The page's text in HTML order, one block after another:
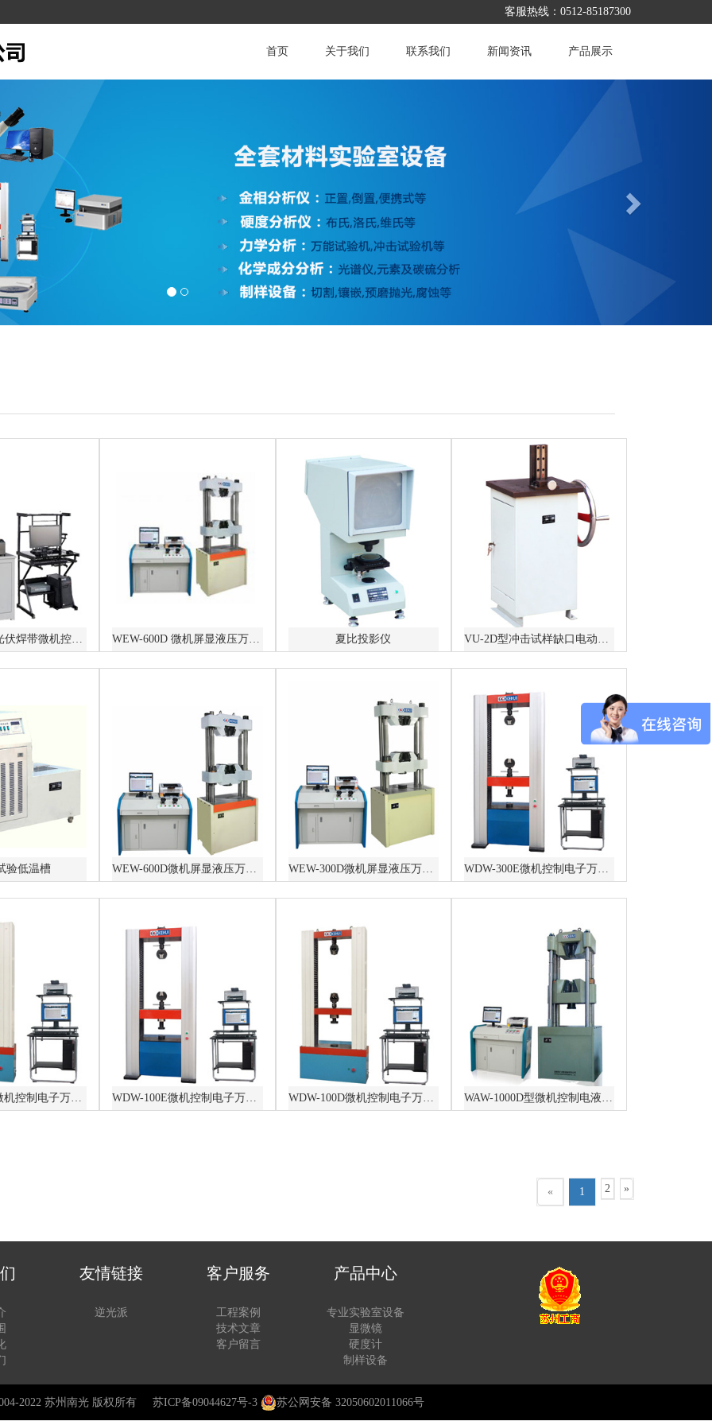
客服热线：0512-85187300
首页 关于我们 联系我们 新闻资讯 产品展示
夏比投影仪
验低温槽 WEW-300D微机屏显液压万能试验机 WDW-300E微机控制电子万能试验机
WDW-300D微机控制电子万能试验机 WDW-100E微机控制电子万能试验机 WDW-100D微机控制电子万能试验机 WAW-1000D型微机控制电液伺服万能试验机
« 1 2 »
友情链接
逆光派
客户服务
工程案例
技术文章
客户留言
产品中心
专业实验室设备
显微镜
硬度计
制样设备
2022 苏州南光 版权所有 苏ICP备09044627号-3 苏公网安备 32050602011066号